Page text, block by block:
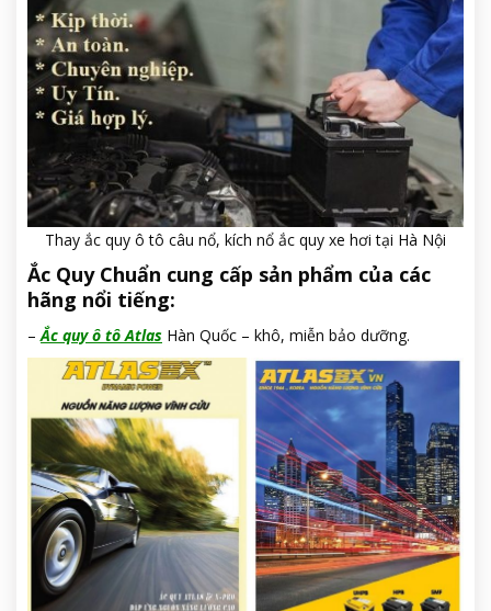
Thay ắc quy ô tô câu nổ, kích nổ ắc quy xe hơi tại Hà Nội
Ắc Quy Chuẩn cung cấp sản phẩm của các
hãng nổi tiếng:
–Ắc quy ô tô Atlas Hàn Quốc – khô, miễn bảo dưỡng.